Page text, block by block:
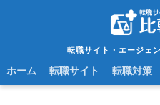
転職サイト・エージェ
ホーム 転職サイト 転職対策